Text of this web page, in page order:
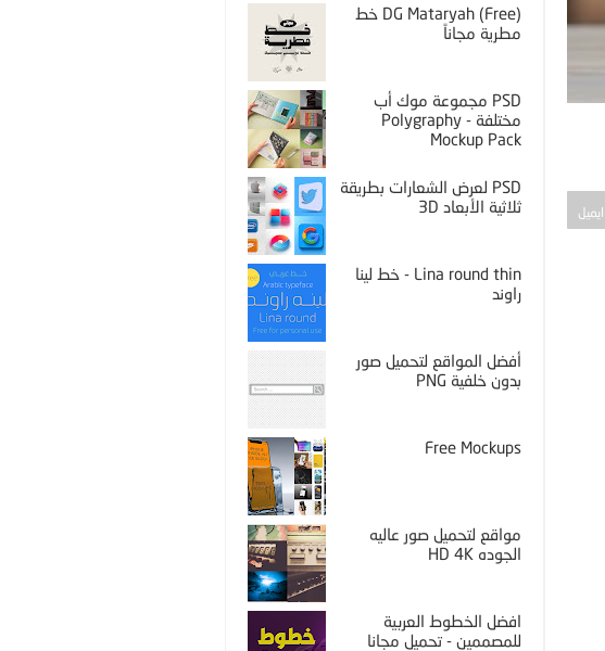
ايميل
DG Mataryah (Free) خط
مطرية مجاناً
PSD مجموعة موك أب
مختلفة - Polygraphy
Mockup Pack
PSD لعرض الشعارات بطريقة
ثلاثية الأبعاد 3D
Lina round thin - خط لينا
راوند
أفضل المواقع لتحميل صور
بدون خلفية PNG
Free Mockups
مواقع لتحميل صور عاليه
الجوده HD 4K
افضل الخطوط العربية
للمصممين - تحميل مجانا